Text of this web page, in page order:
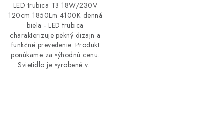
LED trubica T8 18W/230V
120cm 1850Lm 4100K denná
biela - LED trubica
charakterizuje pekný dizajn a
funkčné prevedenie. Produkt
ponúkame za výhodnú cenu.
Svietidlo je vyrobené v...